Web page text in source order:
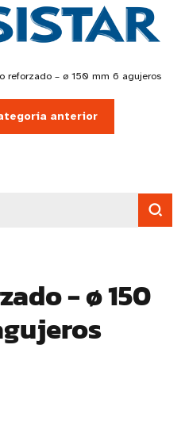
reforzado – ø 150 mm 6 agujeros
anterior
- ø 150